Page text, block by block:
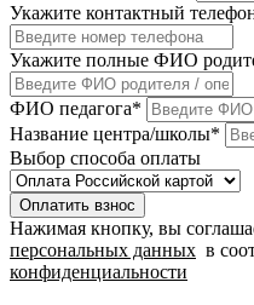
Укажите контактный
Укажите полные ФИО
ФИО педагога*
Название центра/школы*
Выбор способа оплаты
Оплатить взнос
Нажимая кнопку, вы
персональных данных в
конфиденциальности